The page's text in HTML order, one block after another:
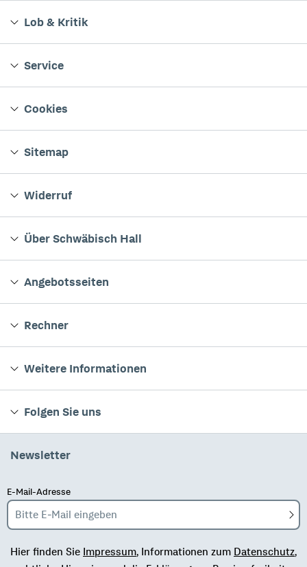
Lob & Kritik
Service
Cookies
Sitemap
Widerruf
Über Schwäbisch Hall
Angebotsseiten
Rechner
Weitere Informationen
Folgen Sie uns
Newsletter
E-Mail-Adresse
Hier finden Sie Impressum, Informationen zum Datenschutz,